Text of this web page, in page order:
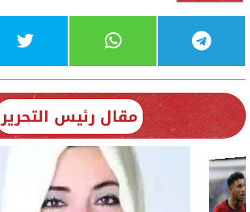
مقال رئيس التحرير